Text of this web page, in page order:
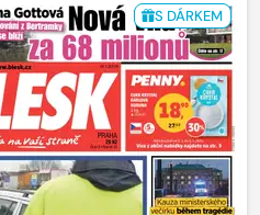
S DÁRKEM